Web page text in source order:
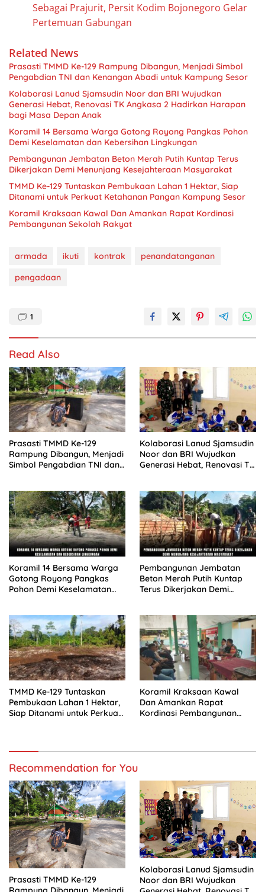
Sebagai Prajurit, Persit Kodim Bojonegoro Gelar
Pertemuan Gabungan
Related News
Prasasti TMMD Ke-129 Rampung Dibangun, Menjadi Simbol
Pengabdian TNI dan Kenangan Abadi untuk Kampung Sesor
Kolaborasi Lanud Sjamsudin Noor dan BRI Wujudkan
Generasi Hebat, Renovasi TK Angkasa 2 Hadirkan Harapan
bagi Masa Depan Anak
Koramil 14 Bersama Warga Gotong Royong Pangkas Pohon
Demi Keselamatan dan Kebersihan Lingkungan
Pembangunan Jembatan Beton Merah Putih Kuntap Terus
Dikerjakan Demi Menunjang Kesejahteraan Masyarakat
TMMD Ke-129 Tuntaskan Pembukaan Lahan 1 Hektar, Siap
Ditanami untuk Perkuat Ketahanan Pangan Kampung Sesor
Koramil Kraksaan Kawal Dan Amankan Rapat Kordinasi
Pembangunan Sekolah Rakyat
armada ikuti kontrak
penandatanganan
pengadaan
1
Read Also
Prasasti TMMD Ke-129
Rampung Dibangun, Menjadi
Simbol Pengabdian TNI dan
Kolaborasi Lanud Sjamsudin
Noor dan BRI Wujudkan
Generasi Hebat, Renovasi TK
Anak
Koramil 14 Bersama Warga
Gotong Royong Pangkas
Pohon Demi Keselamatan
Pembangunan Jembatan
Beton Merah Putih Kuntap
Terus Dikerjakan Demi
TMMD Ke-129 Tuntaskan
Pembukaan Lahan 1 Hektar,
Siap Ditanami untuk Perkuat
Koramil Kraksaan Kawal
Dan Amankan Rapat
Kordinasi Pembangunan
Recommendation for You
Prasasti TMMD Ke-129
Kolaborasi Lanud Sjamsudin
Noor dan BRI Wujudkan